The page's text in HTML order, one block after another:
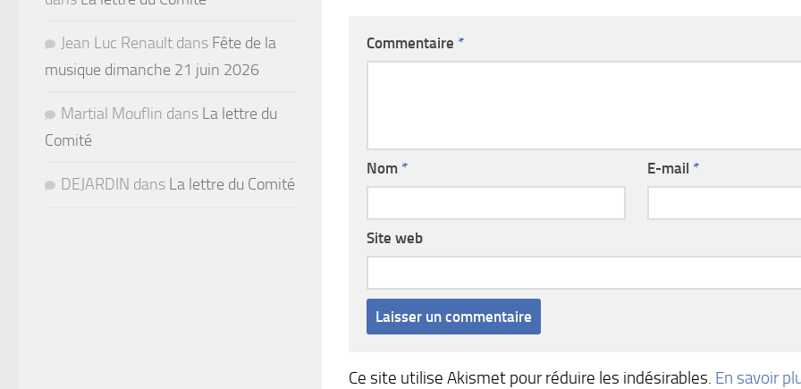
Commentaire *
Nom * E-mail *
Site web
Ce site utilise Akismet pour réduire les indésirables. En savoir
Jean Luc Renault dans Fête de la
musique dimanche 21 juin 2026
Martial Mouflin dans La lettre du
Comité
DEJARDIN dans La lettre du Comité